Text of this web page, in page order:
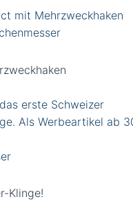
Klinge!